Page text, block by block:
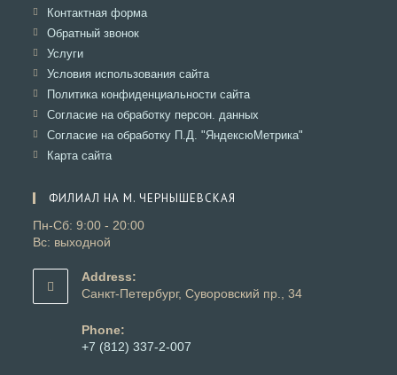
вкладке
Контактная формаОткроется
Обратный звонокОткроется
вкладке
УслугиОткроется
в
вкладке
Условия использования сайтаОткроется
в
вкладке
Политика конфиденциальности сайтаОткроется
в
вкладке
Согласие на обработку персон. данных
в
новой
Согласие на обработку П.Д. "ЯндексюМетрика"
Карта сайтаОткроется
вкладке
ФИЛИАЛ НА М. ЧЕРНЫШЕВСКАЯ
Пн-Сб: 9:00 - 20:00
Вс: выходной
Address:
Санкт-Петербург, Суворовский пр., 34
Phone:
+7 (812) 337-2-007